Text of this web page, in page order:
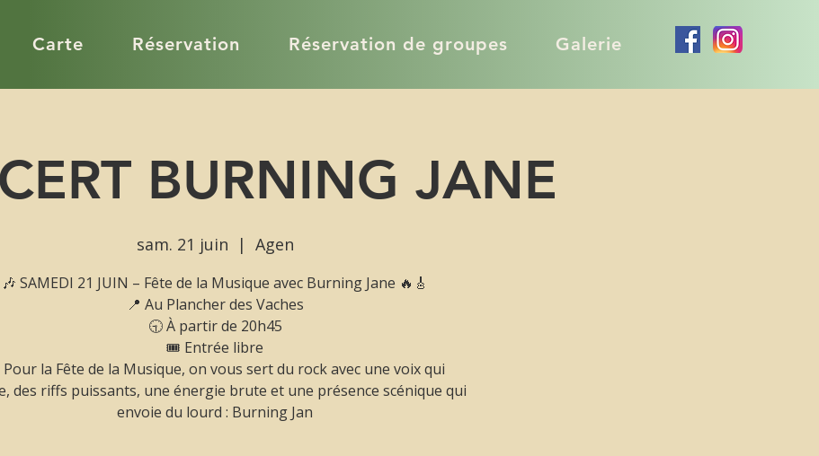
Carte Réservation Réservation de groupes Galerie
BURNING JANE
sam. 21 juin
  |
Agen
🎶 SAMEDI 21 JUIN – Fête de la Musique avec Burning Jane 🔥🎸
📍 Au Plancher des Vaches
🕤 À partir de 20h45
🎟 Entrée libre
Pour la Fête de la Musique, on vous sert du rock avec une voix qui
des riffs puissants, une énergie brute et une présence scénique qui
envoie du lourd : Burning Jan